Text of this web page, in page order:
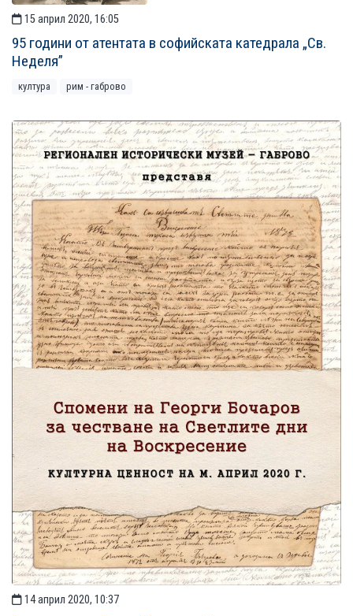
15 април 2020, 16:05
95 години от атентата в софийската катедрала „Св.
Неделя”
култура рим - габрово
14 април 2020, 10:37